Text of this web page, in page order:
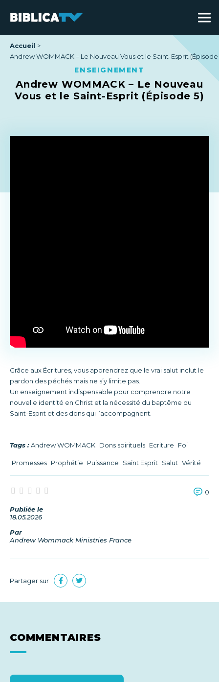
Accueil
Andrew WOMMACK – Le Nouveau Vous et le Saint-Esprit (Épisode
ENSEIGNEMENT
Andrew WOMMACK – Le Nouveau
Vous et le Saint-Esprit (Épisode 5)
Grâce aux Écritures, vous apprendrez que le vrai salut inclut le
pardon des péchés mais ne s’y limite pas.
Un enseignement indispensable pour comprendre notre
nouvelle identité en Christ et la nécessité du baptême du
Saint-Esprit et des dons qui l’accompagnent.
Tags : Andrew WOMMACK Dons spirituels Ecriture Foi
Promesses Prophétie Puissance Saint Esprit Salut Vérité
0
Publiée le
18.05.2026
Par
Andrew Wommack Ministries France
Partager sur
COMMENTAIRES